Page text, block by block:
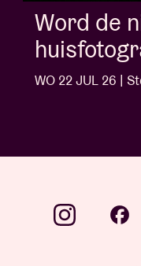
Album of
'Doctrine
Ngonda